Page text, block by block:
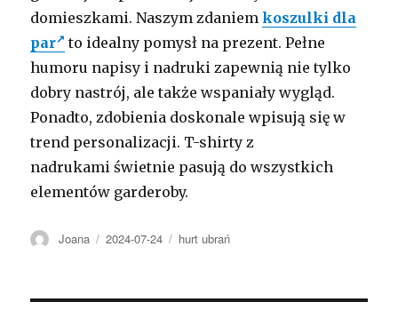
domieszkami. Naszym zdaniem koszulki dla
par
to idealny pomysł na prezent. Pełne
humoru napisy i nadruki zapewnią nie tylko
dobry nastrój, ale także wspaniały wygląd.
Ponadto, zdobienia doskonale wpisują się w
trend personalizacji. T-shirty z
nadrukami świetnie pasują do wszystkich
elementów garderoby.
Autor
Joana Opublikowano
2024-07-24 Kategorie
hurt ubrań